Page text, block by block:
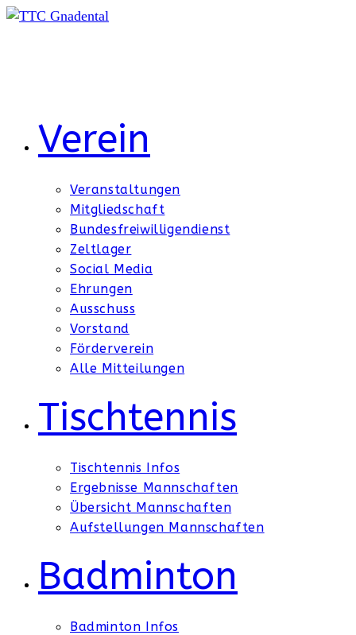
Zum
Verein
Veranstaltungen
Mitgliedschaft
Bundesfreiwilligendienst
Zeltlager
Social Media
Ehrungen
Ausschuss
Vorstand
Förderverein
Alle Mitteilungen
Tischtennis
Tischtennis Infos
Ergebnisse Mannschaften
Übersicht Mannschaften
Aufstellungen Mannschaften
Badminton
Badminton Infos